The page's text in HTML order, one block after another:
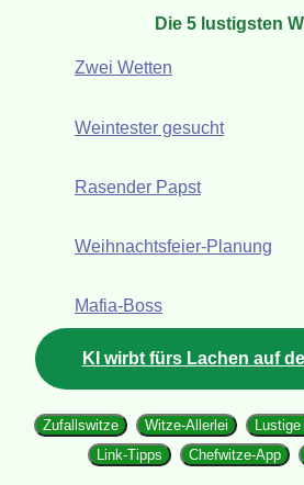
Die 5 lustigsten
Zwei Wetten
Weintester gesucht
Rasender Papst
Weihnachtsfeier-Planung
Mafia-Boss
KI wirbt fürs Lachen auf
Zufallswitze Witze-Allerlei
Link-Tipps
Chefwitze-App